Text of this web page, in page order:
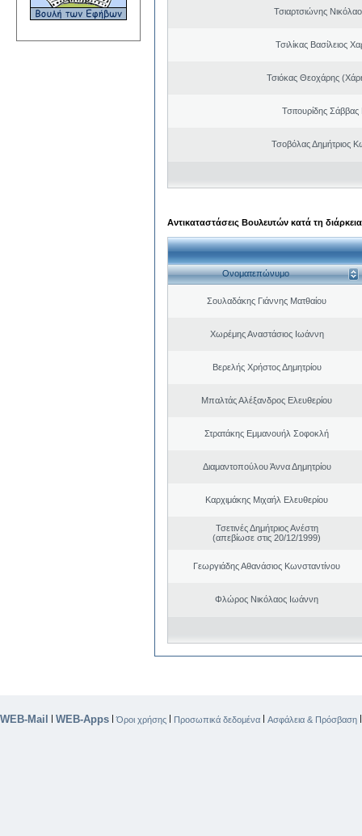
Τσιαρτσιώνης
Τσιλίκας Βασίλειος
Τσιόκας Θεοχάρης
Τσιτουρίδης Σάββας
Τσοβόλας Δημήτριος
Αντικαταστάσεις Βουλευτών κατά τη
Ονοματεπώνυμο
Σουλαδάκης Γιάννης Ματθαίου
Χωρέμης Αναστάσιος Ιωάννη
Βερελής Χρήστος Δημητρίου
Μπαλτάς Αλέξανδρος Ελευθερίου
Στρατάκης Εμμανουήλ Σοφοκλή
Διαμαντοπούλου Άννα Δημητρίου
Καρχιμάκης Μιχαήλ Ελευθερίου
Τσετινές Δημήτριος Ανέστη
(απεβίωσε στις 20/12/1999)
Γεωργιάδης Αθανάσιος Κωνσταντίνου
Φλώρος Νικόλαος Ιωάννη
WEB-Mail | WEB-Apps |Όροι χρήσης | Προσωπικά δεδομένα | Ασφάλεια & Πρόσβαση